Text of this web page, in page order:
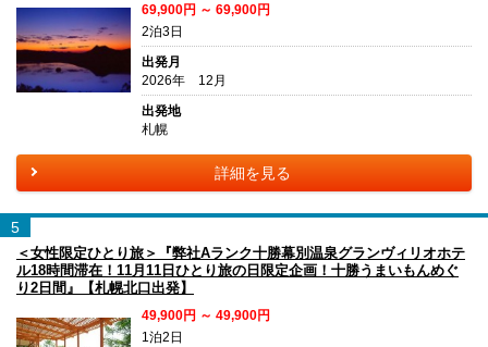
69,900円 ～ 69,900円
2泊3日
出発月
2026年 12月
出発地
札幌
詳細を見る
5
＜女性限定ひとり旅＞『弊社Aランク十勝幕別温泉グランヴィリオホテ
ル18時間滞在！11月11日ひとり旅の日限定企画！十勝うまいもんめぐ
り2日間』【札幌北口出発】
49,900円 ～ 49,900円
1泊2日